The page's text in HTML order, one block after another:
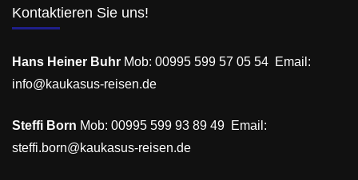
Kontaktieren Sie uns!
Hans Heiner Buhr Mob: 00995 599 57 05 54 Email:
info@kaukasus-reisen.de
Steffi Born Mob: 00995 599 93 89 49 Email:
steffi.born@kaukasus-reisen.de